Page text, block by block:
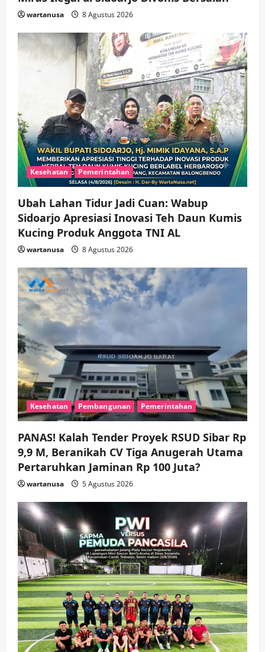
5 wartanusa
wartanusa 8 Agustus 2026
Kesehatan Pemerintahan
Ubah Lahan Tidur Jadi Cuan: Wabup
Sidoarjo Apresiasi Inovasi Teh Daun Kumis
Kucing Produk Anggota TNI AL
wartanusa 8 Agustus 2026
Kesehatan Pembangunan Pemerintahan
PANAS! Kalah Tender Proyek RSUD Sibar Rp
9,9 M, Beranikah CV Tiga Anugerah Utama
Pertaruhkan Jaminan Rp 100 Juta?
wartanusa 5 Agustus 2026